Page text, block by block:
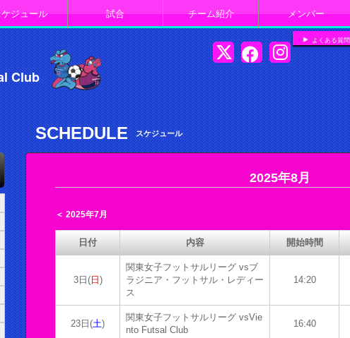
ジュール 試合 チーム紹介 メンバー
よくある質問
Club
SCHEDULE スケジュール
2025年8月
＜ 2025年7月
日付 内容 開始時間
3日(日 )
関東女子フットサルリーグ vsブ
ラジニア・フットサル・レディー
ス
14:20
23日(土)
関東女子フットサルリーグ vsVie
nto Futsal Club
16:40